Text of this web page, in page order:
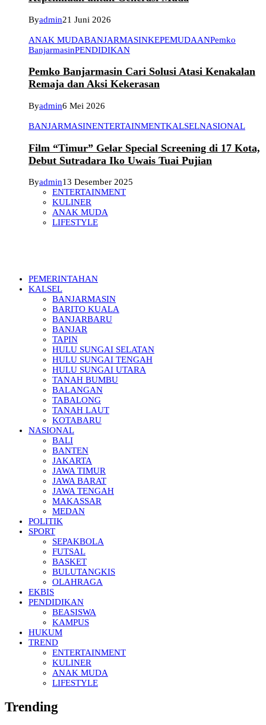
Byadmin21 Juni 2026
ANAK MUDABANJARMASINKEPEMUDAANPemko
BanjarmasinPENDIDIKAN
Pemko Banjarmasin Cari Solusi Atasi Kenakalan
Remaja dan Aksi Kekerasan
Byadmin6 Mei 2026
BANJARMASINENTERTAINMENTKALSELNASIONAL
Film “Timur” Gelar Special Screening di 17 Kota,
Debut Sutradara Iko Uwais Tuai Pujian
Byadmin13 Desember 2025
ENTERTAINMENT
KULINER
ANAK MUDA
LIFESTYLE
PEMERINTAHAN
KALSEL
BANJARMASIN
BARITO KUALA
BANJARBARU
BANJAR
TAPIN
HULU SUNGAI SELATAN
HULU SUNGAI TENGAH
HULU SUNGAI UTARA
TANAH BUMBU
BALANGAN
TABALONG
TANAH LAUT
KOTABARU
NASIONAL
BALI
BANTEN
JAKARTA
JAWA TIMUR
JAWA BARAT
JAWA TENGAH
MAKASSAR
MEDAN
POLITIK
SPORT
SEPAKBOLA
FUTSAL
BASKET
BULUTANGKIS
OLAHRAGA
EKBIS
PENDIDIKAN
BEASISWA
KAMPUS
HUKUM
TREND
ENTERTAINMENT
KULINER
ANAK MUDA
LIFESTYLE
Trending